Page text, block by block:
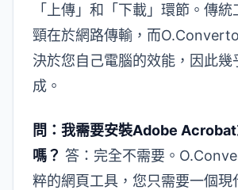
「上傳」和「下載」環節。傳
頸在於網路傳輸，而
決於您自己電腦的效能，因此幾
成。
問：我需要安裝Adobe
嗎？ 答：完全不需要。
粹的網頁工具，您只需要一個現